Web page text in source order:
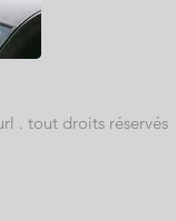
. tout droits réservés